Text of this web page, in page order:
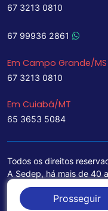
67 3213 0810
67 99936 2861
Em Campo Grande/MS
67 3213 0810
Em Cuiabá/MT
65 3653 5084
Todos os direitos
A Sedep, há mais de 40
treinamento de
ponta para a ampliação
Prosseguir